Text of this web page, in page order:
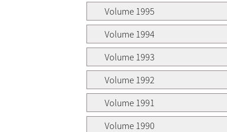
Volume 1995
Volume 1994
Volume 1993
Volume 1992
Volume 1991
Volume 1990